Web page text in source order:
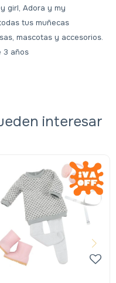
girl, Adora y my
tus muñecas
mascotas y accesorios.
3 años
interesar